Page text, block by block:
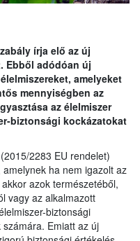
írja elő az új
Ebből adódóan új
amelyeket
mennyiségben az
az élelmiszer
biztonsági kockázatokat
2283 EU rendelet)
ha nem igazolt az
azok természetéből,
vagy az alkalmazott
biztonsági
Emiatt az új